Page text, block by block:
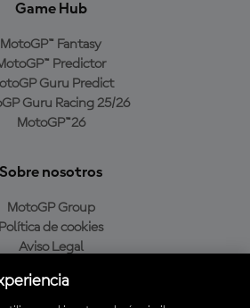
Game Hub
MotoGP™ Fantasy
Predictor
Guru Predict
Guru Racing 25/26
MotoGP™26
Sobre nosotros
MotoGP Group
Política de cookies
Aviso Legal
de compra